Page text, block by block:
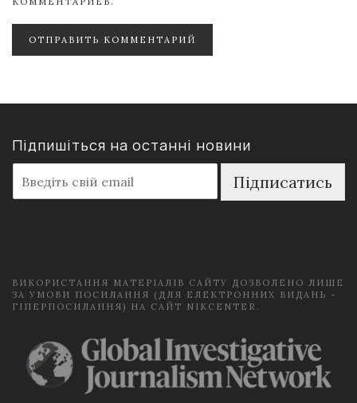
ОТПРАВИТЬ КОММЕНТАРИЙ
Підпишіться на останні новини
m
a
Підписатись
ВИКОРИСТАННЯ МАТЕРІАЛІВ САЙТУ ДОЗВОЛЕНО ЛИШЕ
ЗА УМОВИ ПОСИЛАННЯ (ДЛЯ ЕЛЕКТРОННИХ ВИДАНЬ -
ГІПЕРПОСИЛАННЯ) НА САЙТ NIKCENTER.